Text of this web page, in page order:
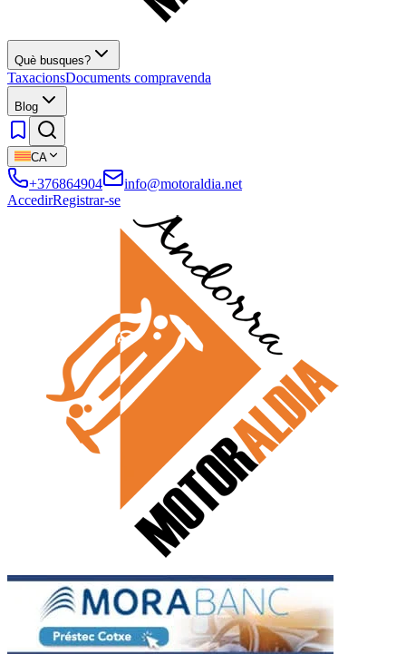
Què busques?
TaxacionsDocuments compravenda
Blog
CA
+376864904
info@motoraldia.net
AccedirRegistrar-se